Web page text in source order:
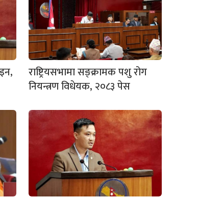
राष्ट्रियसभामा सङ्क्रामक पशु रोग
नियन्त्रण विधेयक, २०८३ पेस